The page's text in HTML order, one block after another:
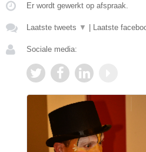
Er wordt gewerkt op afspraak.
Laatste tweets ▼ | Laatste
Sociale media: